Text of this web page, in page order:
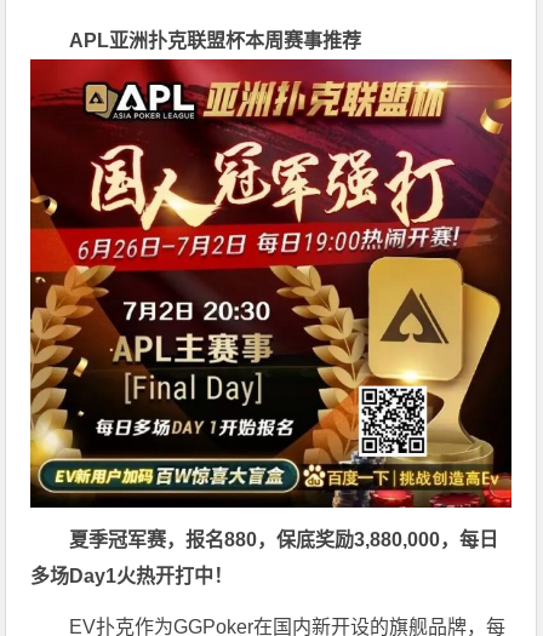
APL亚洲扑克联盟杯本周赛事推荐
夏季冠军赛，报名880，保底奖励3,880,000，每日
多场Day1火热开打中！
EV扑克作为GGPoker在国内新开设的旗舰品牌，每